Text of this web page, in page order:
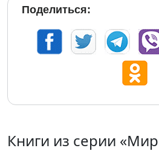
Поделиться:
Книги из серии